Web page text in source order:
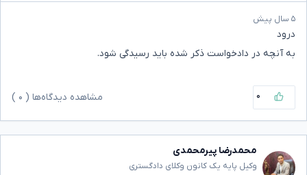
۵ سال پیش
درود
به آنچه در دادخواست ذکر شده باید رسیدگی شود.
۰ مشاهده دیدگاه‌ها ( ۰
محمدرضا پیرمحمدی
وکیل پایه یک کانون وکلای دادگستری